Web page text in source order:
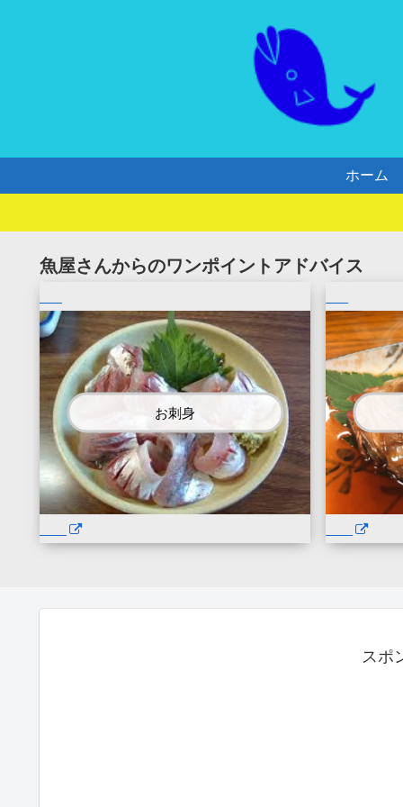
ホーム
魚屋さんからのワンポイントアドバイス
お刺身
スポ